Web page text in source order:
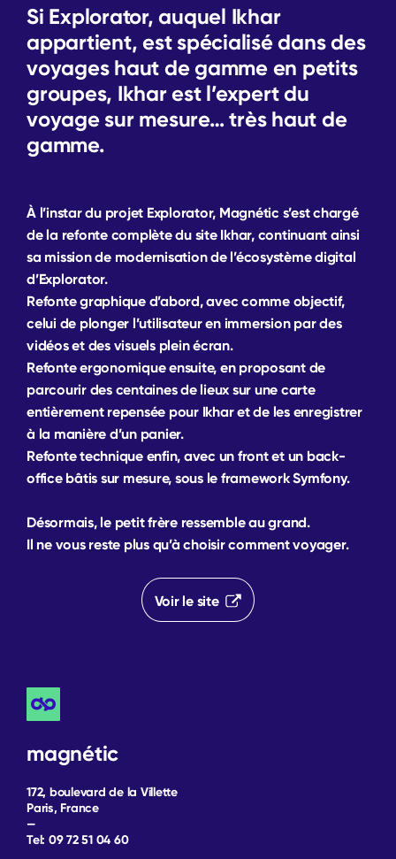
Si Explorator, auquel Ikhar
appartient, est spécialisé dans des
voyages haut de gamme en petits
groupes, Ikhar est l’expert du
voyage sur mesure… très haut de
gamme.
À l’instar du projet Explorator, Magnétic s’est chargé
de la refonte complète du site Ikhar, continuant ainsi
sa mission de modernisation de l’écosystème digital
d’Explorator.
Refonte graphique d’abord, avec comme objectif,
celui de plonger l’utilisateur en immersion par des
vidéos et des visuels plein écran.
Refonte ergonomique ensuite, en proposant de
parcourir des centaines de lieux sur une carte
entièrement repensée pour Ikhar et de les enregistrer
à la manière d’un panier.
Refonte technique enfin, avec un frontet un back-
officebâtis sur mesure, sous le frameworkSymfony.
Désormais, le petit frère ressemble au grand.
Il ne vous reste plus qu’à choisir comment voyager.
Voir le site
magnétic
172, boulevard de la Villette
Paris, France
—
Tel: 09 72 51 04 60